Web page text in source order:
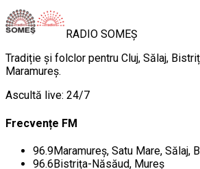
RADIO SOMEȘ
Tradiție și folclor pentru Cluj, Sălaj,
Maramureș.
Ascultă live: 24/7
Frecvențe FM
96.9Maramureș, Satu Mare, Sălaj,
96.6Bistrița-Năsăud, Mureș